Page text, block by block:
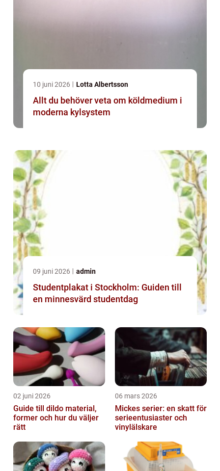
10 juni 2026 Lotta Albertsson
Allt du behöver veta om köldmedium i
moderna kylsystem
09 juni 2026 admin
Studentplakat i Stockholm: Guiden till
en minnesvärd studentdag
02 juni 2026
Guide till dildo material,
former och hur du väljer
rätt
06 mars 2026
Mickes serier: en skatt för
serieentusiaster och
vinylälskare